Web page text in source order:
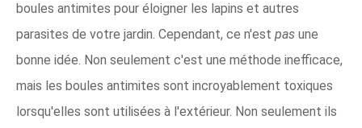
boules antimites pour éloigner les lapins et autres
parasites de votre jardin. Cependant, ce n'est pas une
bonne idée. Non seulement c'est une méthode inefficace,
mais les boules antimites sont incroyablement toxiques
lorsqu'elles sont utilisées à l'extérieur. Non seulement ils